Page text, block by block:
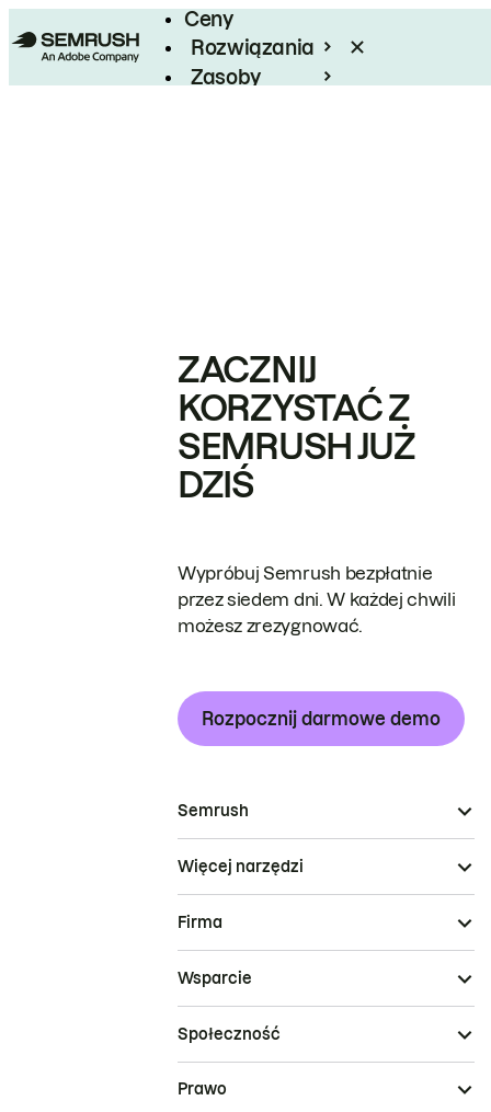
Ceny
Rozwiązania
Zasoby
ZACZNIJ
KORZYSTAĆ Z
SEMRUSH JUŻ
DZIŚ
Wypróbuj Semrush bezpłatnie
przez siedem dni. W każdej chwili
możesz zrezygnować.
Rozpocznij darmowe demo
Semrush
Więcej narzędzi
Firma
Wsparcie
Społeczność
Prawo